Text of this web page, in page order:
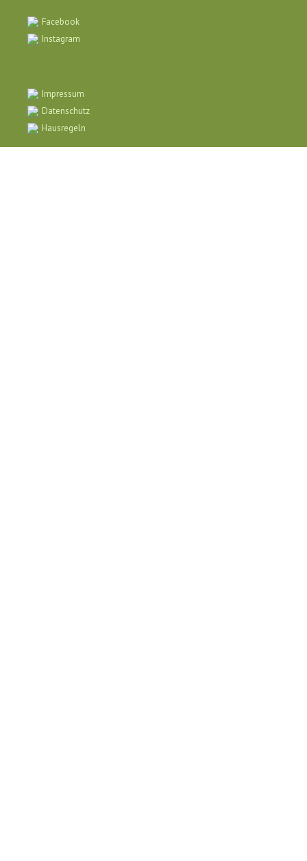
Facebook
Instagram
Impressum
Datenschutz
Hausregeln